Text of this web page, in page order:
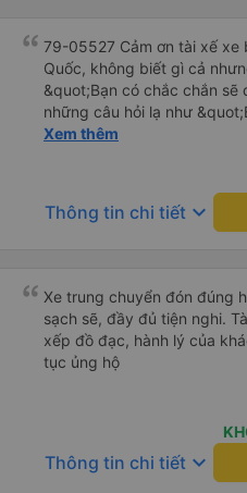
79-05527 Cảm ơn tài xế xe
Quốc, không biết gì cả
&quot;Bạn có chắc chắn sẽ
những câu hỏi lạ như
sạn của chúng tôi
và thậm chí còn đón tôi tại
buổi sáng. ngu ngốc đến
buýt 79-05527 rất nhiều tài
không biết gì nhưng tài xế
liên tục hỏi trên Google
hỏi những câu hỏi kỳ lạ,
khách sạn của chúng tôi
bằng xe limousine vào
vì tôi trông ngu ngốc quá..
tài xế thì sẽ rất nguy
Xem thêm
Thông tin chi tiết keyboard_arrow_down
Xe trung chuyển đón đúng
sạch sẽ, đầy đủ tiện nghi.
xếp đồ đạc, hành lý của
tục ủng hộ
Thông tin chi tiết keyboard_arrow_down